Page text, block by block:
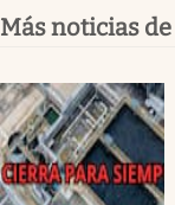
Más noticias de